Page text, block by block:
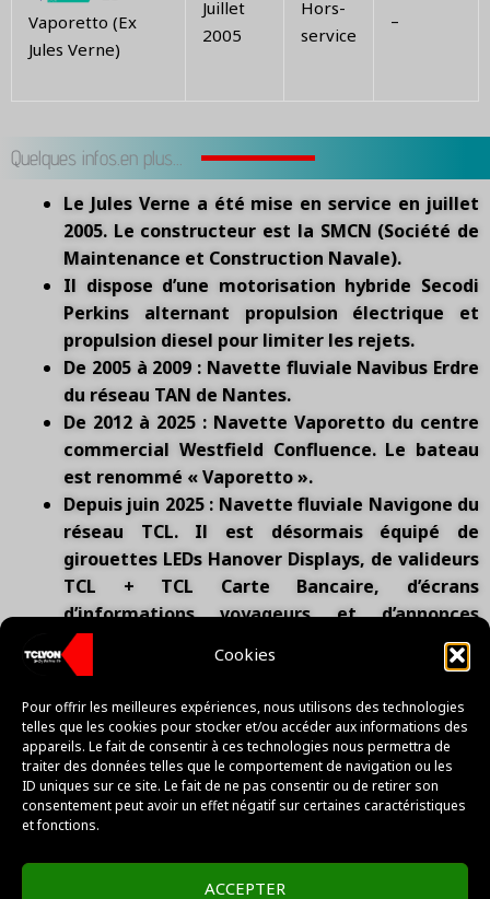
Cookies
Pour offrir les meilleures expériences, nous utilisons des technologies
telles que les cookies pour stocker et/ou accéder aux informations des
appareils. Le fait de consentir à ces technologies nous permettra de
traiter des données telles que le comportement de navigation ou les
ID uniques sur ce site. Le fait de ne pas consentir ou de retirer son
consentement peut avoir un effet négatif sur certaines caractéristiques
et fonctions.
ACCEPTER
Vaporetto (Ex
Jules Verne)
Juillet
2005
Hors-
service
–
Quelques infos.en plus...
Le Jules Verne a été mise en service en juillet
2005. Le constructeur est la SMCN (Société de
Maintenance et Construction Navale).
Il dispose d’une motorisation hybride Secodi
Perkins alternant propulsion électrique et
propulsion diesel pour limiter les rejets.
De 2005 à 2009 : Navette fluviale Navibus Erdre
du réseau TAN de Nantes.
De 2012 à 2025 : Navette Vaporetto du centre
commercial Westfield Confluence. Le bateau
est renommé « Vaporetto ».
Depuis juin 2025 : Navette fluviale Navigone du
réseau TCL. Il est désormais équipé de
girouettes LEDs Hanover Displays, de valideurs
TCL + TCL Carte Bancaire, d’écrans
d’informations voyageurs et d’annonces
sonores.
Le Vaporetto dispose de 85 places disponibles
à bord.
Immatriculation : NA001698F
Indicatif radio ANFR : FM5782
MMSI :226010140
OMI/ENI : 01831804
ATIS : 9227135782